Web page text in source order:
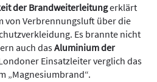
der Brandweiterleitungerklärt
von Verbrennungsluft über die
Es brannte nicht
auch dasAluminium der
Einsatzleiter verglich das
„Magnesiumbrand“.